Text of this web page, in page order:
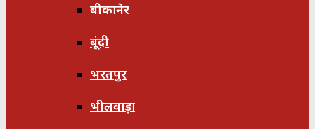
बीकानेर
बूंदी
भरतपुर
भीलवाड़ा